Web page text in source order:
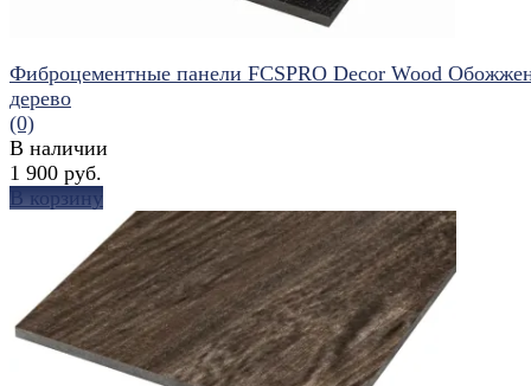
избранное сравнить
Фиброцементные панели FCSPRO Decor Wood
дерево
(0)
В наличии
1 900 руб.
В корзину